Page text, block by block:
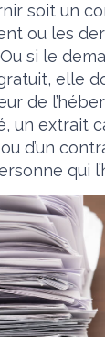
soit un
ou les
si le
elle
de
un extrait
d’un
qui